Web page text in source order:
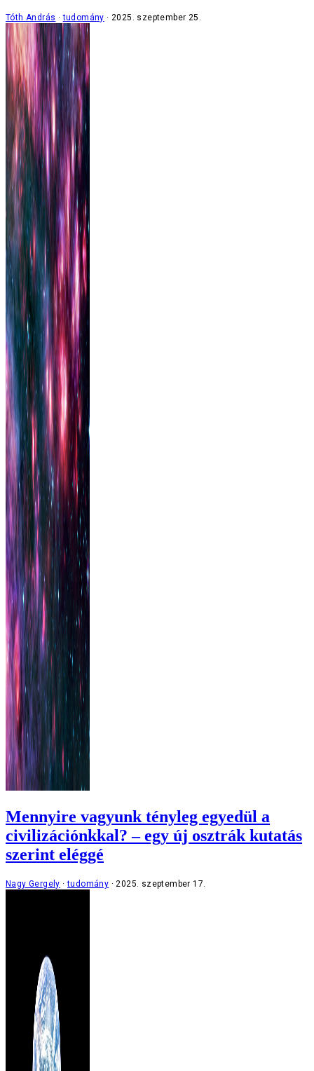
Tóth András tudomány 2025. szeptember 25.
Mennyire vagyunk tényleg egyedül a
civilizációnkkal? – egy új osztrák kutatás
szerint eléggé
Nagy Gergely tudomány 2025. szeptember 17.